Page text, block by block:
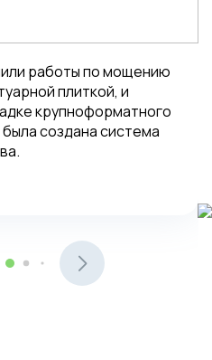
работы по мощению
плиткой, и
крупноформатного
создана система